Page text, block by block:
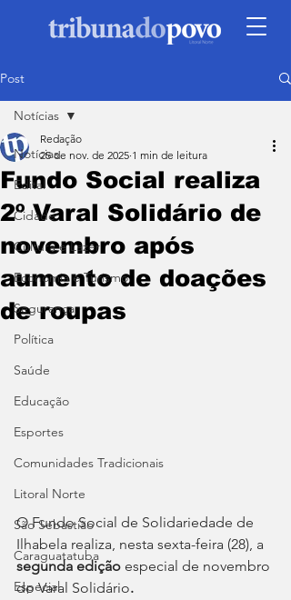
Post
Notícias
Edital
Cidade
Cultura e Lazer
Economia e Turismo
Segurança
Política
Saúde
Educação
Esportes
Comunidades Tradicionais
Litoral Norte
São Sebastião
Caraguatatuba
Especial
Notícias
Fundo Social realiza
2º Varal Solidário de
novembro após
aumento de doações
de roupas
Redação
25 de nov. de 2025 1 min de leitura
O Fundo Social de Solidariedade de
Ilhabela realiza, nesta sexta-feira (28), a
segunda edição especial de novembro
do Varal Solidário.